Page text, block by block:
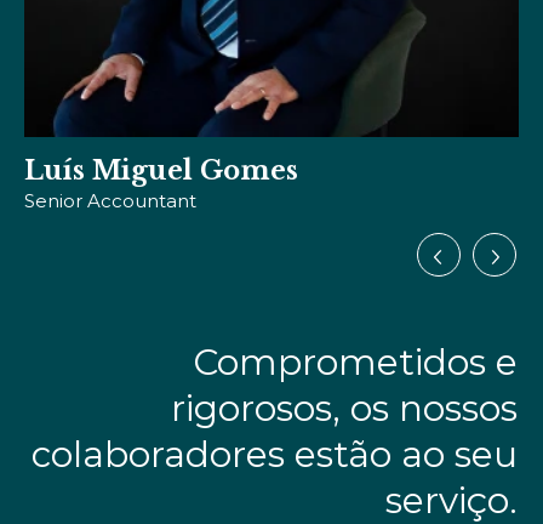
Susana Brazão
Solicitadora
Comprometidos e
rigorosos, os nossos
colaboradores estão ao seu
serviço.